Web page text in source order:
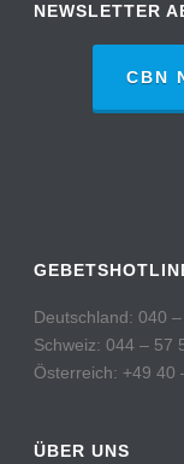
NEWSLETTER
CBN
Deutschland: 040
Schweiz: 044 – 57
Österreich: +49 40
ÜBER UNS